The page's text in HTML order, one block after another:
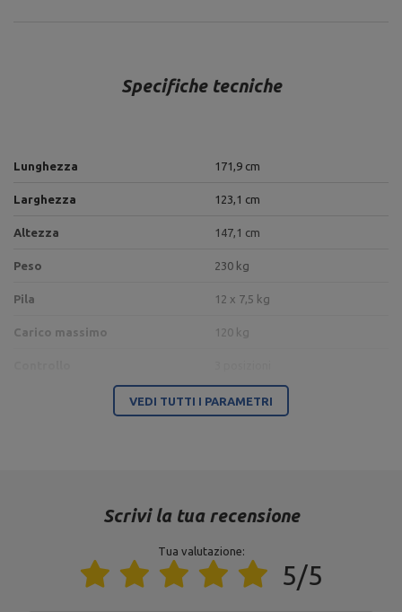
Specifiche tecniche
Lunghezza 171,9 cm
Larghezza 123,1 cm
Altezza 147,1 cm
Peso 230 kg
Pila 12 x 7,5 kg
Carico massimo 120 kg
125 x 60 x 3 mm,
tubo 60,3 x 3,2 mm
Ente responsabile di questo prodotto nell'UE
Indirizzo:
Codice postale:
VEDI TUTTI I PARAMETRI
Scrivi la tua recensione
Tua valutazione:
5/5